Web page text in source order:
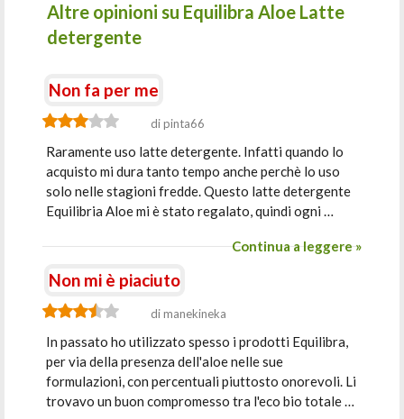
Altre opinioni su Equilibra Aloe Latte
detergente
Non fa per me
di pinta66
Raramente uso latte detergente. Infatti quando lo
acquisto mi dura tanto tempo anche perchè lo uso
solo nelle stagioni fredde. Questo latte detergente
Equilibria Aloe mi è stato regalato, quindi ogni …
Continua a leggere »
Non mi è piaciuto
di manekineka
In passato ho utilizzato spesso i prodotti Equilibra,
per via della presenza dell'aloe nelle sue
formulazioni, con percentuali piuttosto onorevoli. Li
trovavo un buon compromesso tra l'eco bio totale …